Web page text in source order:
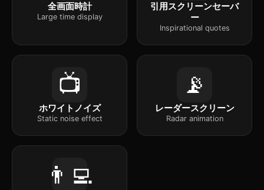
全画面時計
Large time display
引用スクリーンセーバ
ー
Inspirational quotes
📺
ホワイトノイズ
Static noise effect
📡
レーダースクリーン
Radar animation
👨‍💻